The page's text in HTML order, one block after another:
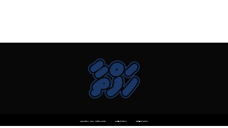
Editorial Policy
Code of Ethics
Copyright © 2014 . Haftha Media